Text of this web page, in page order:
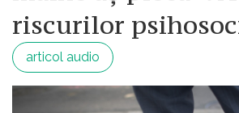
riscurilor
articol audio